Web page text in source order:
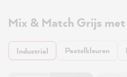
Mix & Match Grijs
Industrial Pastelkleuren